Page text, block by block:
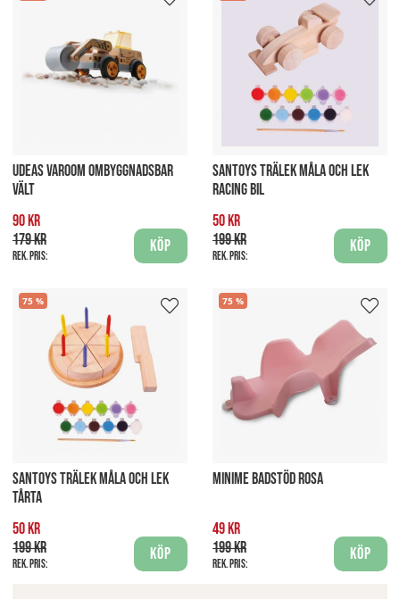
UDEAS VAROOM OMBYGGNADSBAR
VÄLT
90 kr
179 kr
Rek. pris:
Köp
SANTOYS TRÄLEK MÅLA OCH LEK
RACING BIL
50 kr
199 kr
Rek. pris:
Köp
75
SANTOYS TRÄLEK MÅLA OCH LEK
TÅRTA
50 kr
199 kr
Rek. pris:
Köp
75
MINIME BADSTÖD ROSA
49 kr
199 kr
Rek. pris:
Köp